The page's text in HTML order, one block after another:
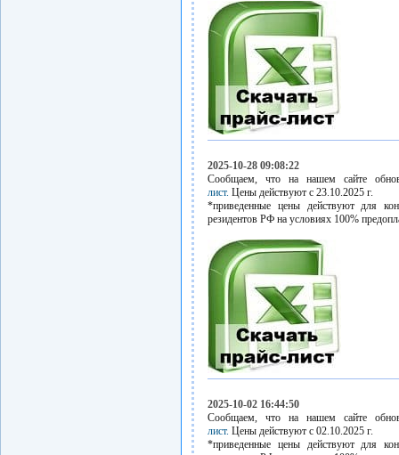
2025-10-28 09:08:22
Сообщаем, что на нашем сайте
лист. Цены действуют с 23.10.2025 г.
*приведенные цены действуют для
резидентов РФ на условиях 100%
2025-10-02 16:44:50
Сообщаем, что на нашем сайте
лист. Цены действуют с 02.10.2025 г.
*приведенные цены действуют для